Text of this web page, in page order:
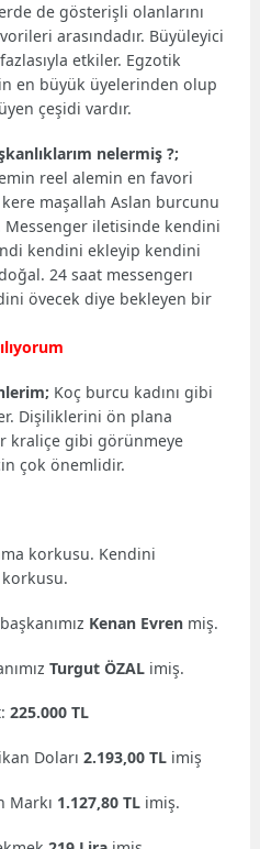
de gösterişli olanlarını
arasındadır. Büyüleyici
etkiler. Egzotik
en büyük üyelerinden olup
çeşidi vardır.
nelermiş ?;
reel alemin en favori
maşallah Aslan burcunu
iletisinde kendini
kendini ekleyip kendini
24 saat messengerı
övecek diye bekleyen bir
Koç burcu kadını gibi
Dişiliklerini ön plana
kraliçe gibi görünmeye
çok önemlidir.
korkusu. Kendini
Kenan Evren miş.
Turgut ÖZAL imiş.
225.000 TL
Doları2.193,00 TL imiş
Markı 1.127,80 TL imiş.